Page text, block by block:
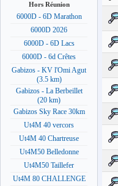
Hors Réunion
6000D - 6D Marathon
6000D 2026
6000D - 6D Lacs
6000D - 6d Crêtes
Gabizos - KV l'Omi Agut
(3.5 km)
Gabizos - La Berbeillet
(20 km)
Gabizos Sky Race 30km
Ut4M 40 vercors
Ut4M 40 Chartreuse
Ut4M50 Belledonne
Ut4M50 Taillefer
Ut4M 80 CHALLENGE